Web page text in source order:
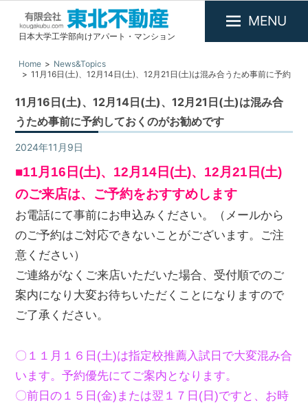
有
限
会
社
東
北
不
動
産
日本大学工学部向けアパート・マンション
MENU
Home
News&Topics
11月16日(土)、12月14日(土)、12月21日(土)は混み合うため事前に予約
11月16日(土)、12月14日(土)、12月21日(土)は混み合
うため事前に予約しておくのがお勧めです
2024年11月9日
■11月16日(土)、12月14日(土)、12月21日(土)
のご来店は、ご予約をおすすめします
お電話にて事前にお申込みください。（メールから
のご予約はご対応できないことがございます。ご注
意ください）
ご連絡がなくご来店いただいた場合、受付順でのご
案内になり大変お待ちいただくことになりますので
ご了承ください。
〇１１月１６ 日(土)は指定校推薦入試日で大変混み合
います。予約優先にてご案内となります。
〇前日の１５日(金)または翌１７日(日)ですと、お時